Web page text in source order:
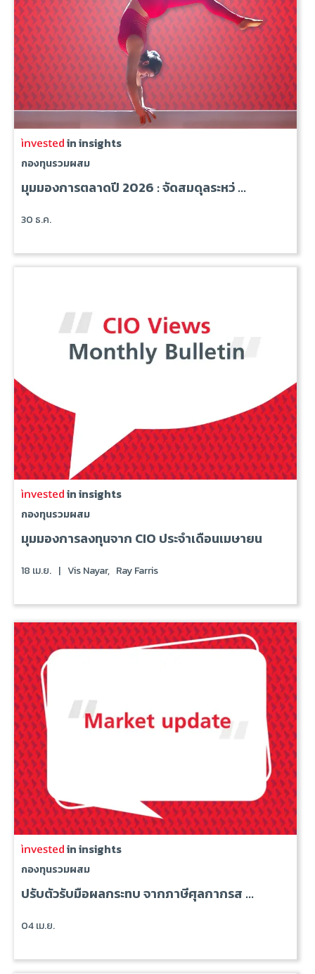
in insights
กองทุนรวมผสม
มุมมองการตลาดปี 2026 : จัดสมดุลระหว่ ...
30 ธ.ค.
in insights
กองทุนรวมผสม
มุมมองการลงทุนจาก CIO ประจำเดือนเมษายน
18 เม.ย. | Vis Nayar, Ray Farris
in insights
กองทุนรวมผสม
ปรับตัวรับมือผลกระทบ จากภาษีศุลกากรส ...
04 เม.ย.